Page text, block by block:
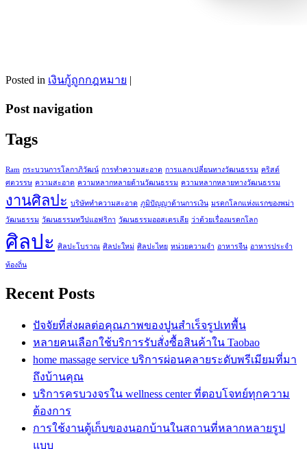
Posted in เงินกู้ถูกกฎหมาย |
Post navigation
Tags
Ram กระบวนการโลกาภิวัฒน์ การทำความสะอาด การแลกเปลี่ยนทางวัฒนธรรม คริสต์
ศตวรรษ ความสะอาด ความหลากหลายด้านวัฒนธรรม ความหลากหลายทางวัฒนธรรม
งานศิลปะ บริษัททำความสะอาด ภูมิปัญญาด้านการเงิน มรดกโลกแห่งแรกของพม่า
วัฒนธรรม วัฒนธรรมทวีปแอฟริกา วัฒนธรรมออสเตรเลีย ว่าด้วยเรื่องมรดกโลก
ศิลปะ ศิลปะโบราณ ศิลปะใหม่ ศิลปะไทย หน่วยความจำ อาหารจีน อาหารประจำ
ท้องถิ่น
Recent Posts
ปัจจัยที่ส่งผลต่อคุณภาพของปูนสำเร็จรูปเทพื้น
หลายคนเลือกใช้บริการรับสั่งซื้อสินค้าใน Taobao
home massage service บริการผ่อนคลายระดับพรีเมียมที่มา
ถึงบ้านคุณ
บริการครบวงจรใน wellness center ที่ตอบโจทย์ทุกความ
ต้องการ
การใช้งานตู้เก็บของนอกบ้านในสถานที่หลากหลายรูป
แบบ